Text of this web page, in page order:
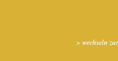
> wechseln